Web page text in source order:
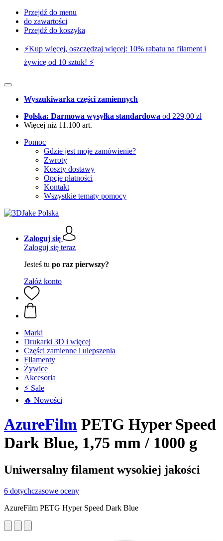
Przejdź do menu
do zawartości
Przejdź do koszyka
⚡️Kup więcej, oszczędzaj więcej: 10% rabatu na filament i
żywicę od 10 sztuk! ⚡️
Wyszukiwarka części zamiennych
Polska: Darmowa wysyłka standardowa od 229,00 zł
Więcej niż 11.100 art.
Pomoc
Gdzie jest moje zamówienie?
Zwroty
Koszty dostawy
Opcje płatności
Kontakt
Wszystkie tematy pomocy
Zaloguj się
Zaloguj się teraz
Jesteś tu po raz pierwszy?
Załóż konto
Marki
Drukarki 3D i więcej
Części zamienne i ulepszenia
Filamenty
Żywice
Akcesoria
⚡ Sale
🔥 Nowości
AzureFilm PETG Hyper Speed
Dark Blue, 1,75 mm / 1000 g
Uniwersalny filament wysokiej jakości
6 dotychczasowe oceny
AzureFilm PETG Hyper Speed Dark Blue